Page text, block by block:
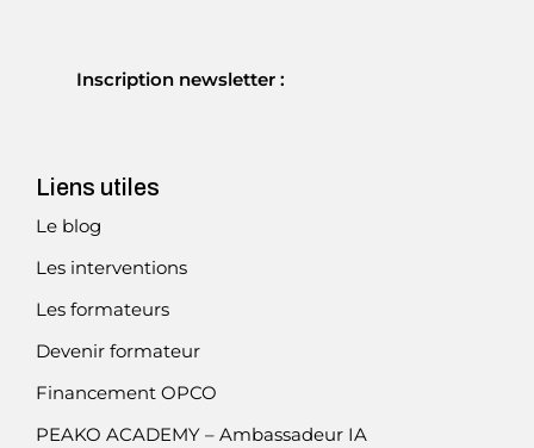
Inscription newsletter :
Liens utiles
Le blog
Les interventions
Les formateurs
Devenir formateur
Financement OPCO
PEAKO ACADEMY – Ambassadeur IA